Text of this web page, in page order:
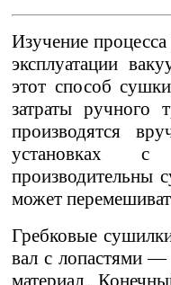
Изучение
эксплуатации
этот способ
затраты ручного
производятся
установках с
производительны
может
Гребковые
вал с лопастями
материал.